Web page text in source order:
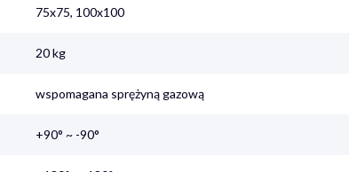
75x75, 100x100
20 kg
wspomagana sprężyną gazową
+90° ~ -90°